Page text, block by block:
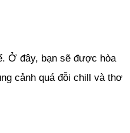
Ở đây, bạn sẽ được hòa
cảnh quá đỗi chill và thơ